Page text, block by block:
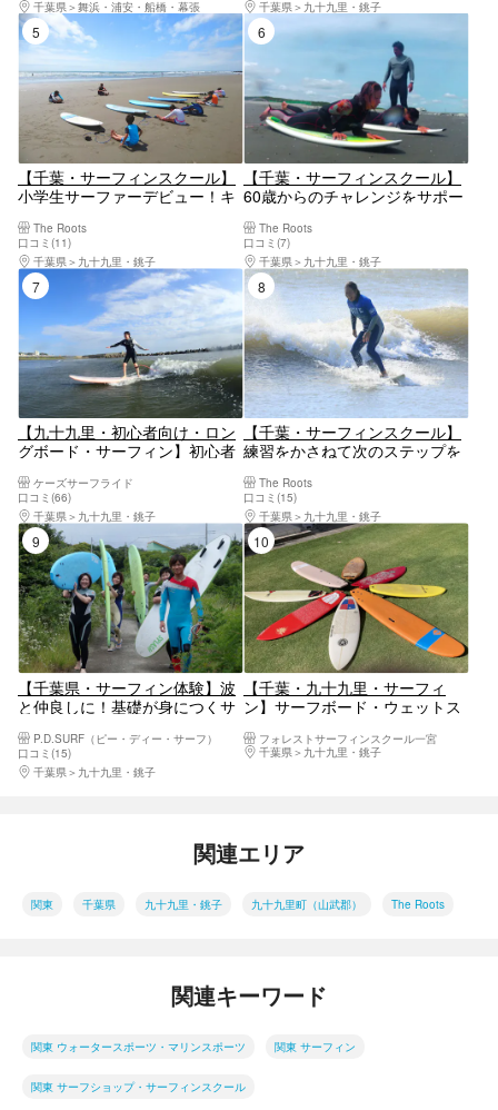
千葉県
舞浜・浦安・船橋・幕張
千葉県
九十九里・銚子
5位
【千葉・サーフィンスクール】
小学生サーファーデビュー！キ
The Roots
口コミ(11)
千葉県
九十九里・銚子
6位
【千葉・サーフィンスクール】
60歳からのチャレンジをサポー
The Roots
口コミ(7)
千葉県
九十九里・銚子
【九十九里・初心者向け・ロン
グボード・サーフィン】初心者
ロングボード体験スクール
ケーズサーフライド
口コミ(66)
千葉県
九十九里・銚子
8位
【千葉・サーフィンスクール】
練習をかさねて次のステップを
The Roots
口コミ(15)
千葉県
九十九里・銚子
9位
【千葉県・サーフィン体験】波
と仲良しに！基礎が身につくサ
P.D.SURF（ピー・ディー・サーフ）
口コミ(15)
千葉県
九十九里・銚子
10位
【千葉・九十九里・サーフィ
ン】サーフボード・ウェットス
フォレストサーフィンスクール一宮
千葉県
九十九里・銚子
関連エリア
関東 千葉県 九十九里・銚子 九十九里町（山武郡） The Roots
関連キーワード
関東 ウォータースポーツ・マリンスポーツ 関東 サーフィン
関東 サーフショップ・サーフィンスクール